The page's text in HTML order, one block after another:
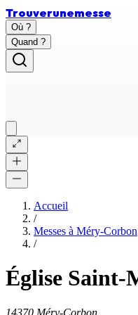
Trouverunemesse
Où ?
Quand ?
Accueil
/
Messes à Méry-Corbon
/
Église
14370 Méry-Corbon